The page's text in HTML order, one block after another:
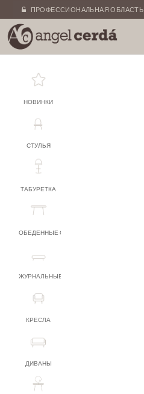
ПРОФЕССИОНАЛЬНАЯ ОБЛАСТЬ
НОВИНКИ
СТУЛЬЯ
ТАБУРЕТКА
ОБЕДЕННЫЕ СТОЛЫ
ЖУРНАЛЬНЫЕ СТОЛИКИ
КРЕСЛА
ДИВАНЫ